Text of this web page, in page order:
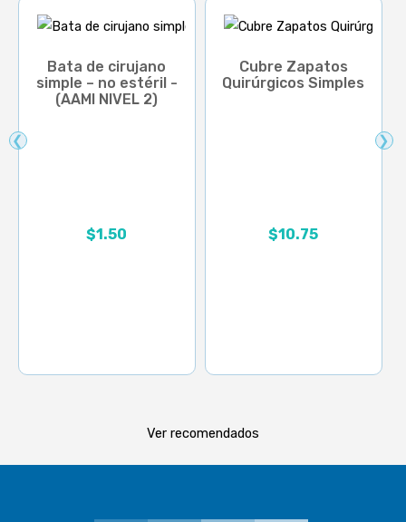
❮ ❯
Bata de cirujano
simple – no estéril -
(AAMI NIVEL 2)
$1.50
Cubre Zapatos
Quirúrgicos Simples
$10.75
Ver recomendados